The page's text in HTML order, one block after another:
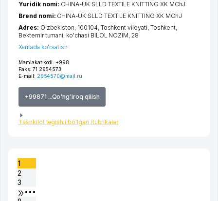
Mamlakat kodi: +998
Faks: 71 2954573
E-mail: 2954570@mail.ru
+99871 ...Qo'ng'iroq qilish
Tashkilot tegishli bo'lgan Rubrikalar
Yuridik nomi: CHINA-UK SLLD TEXTILE KNITTING XK MChJ
Brend nomi: CHINA-UK SLLD TEXTILE KNITTING XK MChJ
Adres: O'zbekiston, 100104, Toshkent viloyati Toshkent
Bektemir tumani ko'chasi BILOL NOZIM , 28
Xaritada ko'rsatish
1
2
3
•••